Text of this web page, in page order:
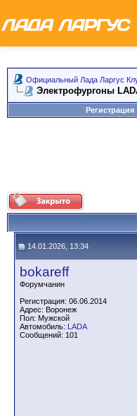
Официальный Лада Ларгус
Электрофургоны
Регистрация
14.01.2026, 13:34
bokareff
Форумчанин
Регистрация: 06.06.2014
Адрес: Воронеж
Пол: Мужской
Автомобиль: LADA
Сообщений: 101